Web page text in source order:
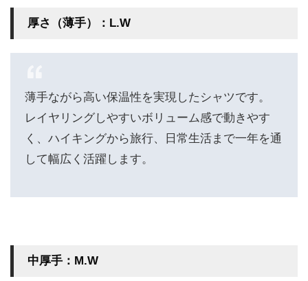
厚さ（薄手）：L.W
薄手ながら高い保温性を実現したシャツです。
レイヤリングしやすいボリューム感で動きやす
く、ハイキングから旅行、日常生活まで一年を通
して幅広く活躍します。
中厚手：M.W